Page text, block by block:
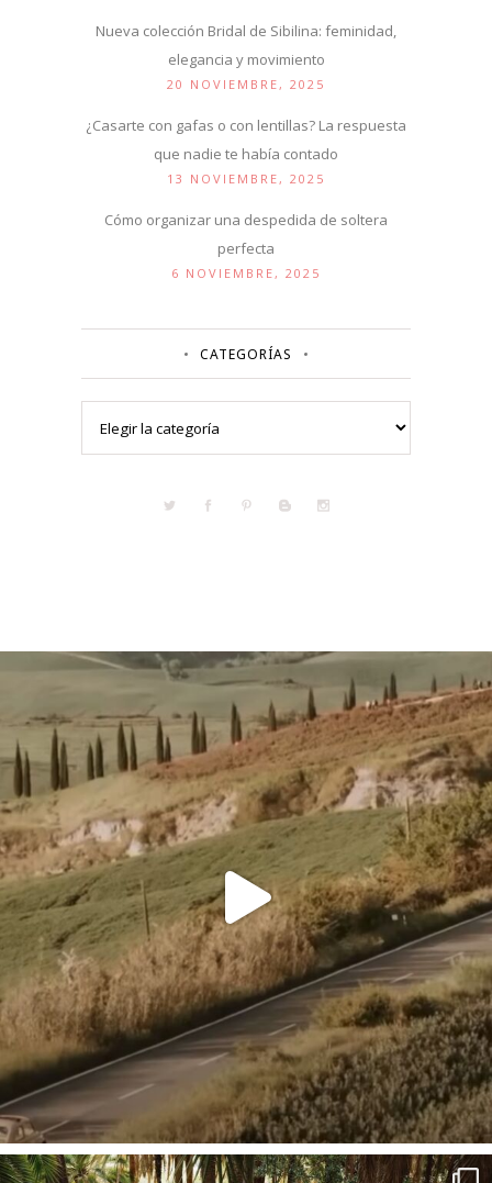
Nueva colección Bridal de Sibilina: feminidad,
elegancia y movimiento
20 NOVIEMBRE, 2025
¿Casarte con gafas o con lentillas? La respuesta
que nadie te había contado
13 NOVIEMBRE, 2025
Cómo organizar una despedida de soltera
perfecta
6 NOVIEMBRE, 2025
CATEGORÍAS